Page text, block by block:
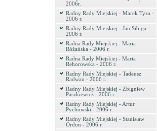
2006r.
Radny Rady Miejskiej - Marek Tyza -
2006 r.
Radny Rady Miejskiej - Jan Sibiga -
2006 r.
Radna Rady Miejskiej - Maria
Różańska - 2006 r.
Radna Rady Miejskiej - Maria
Rehorowska - 2006 r.
Radny Rady Miejskiej - Tadeusz
Radwan - 2006 r.
Radny Rady Miejskiej - Zbigniew
Paszkiewicz - 2006 r.
Radny Rady Miejskiej - Artur
Pychowski - 2006 r.
Radny Rady Miejskiej - Stanisław
Ordon - 2006 r.